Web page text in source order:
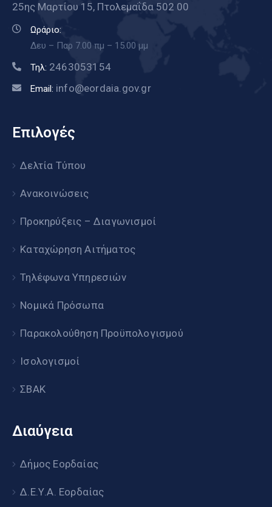
25ης Μαρτίου 15, Πτολεμαΐδα 502 00
Ωράριο:
Δευ – Παρ 7.00 πμ – 15.00 μμ
Τηλ: 2463053154
Email: info@eordaia.gov.gr
Επιλογές
Δελτία Τύπου
Ανακοινώσεις
Προκηρύξεις – Διαγωνισμοί
Καταχώρηση Αιτήματος
Τηλέφωνα Υπηρεσιών
Νομικά Πρόσωπα
Παρακολούθηση Προϋπολογισμού
Ισολογισμοί
ΣΒΑΚ
Διαύγεια
Δήμος Εορδαίας
Δ.Ε.Υ.Α. Εορδαίας